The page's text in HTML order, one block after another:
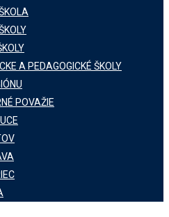
A PEDAGOGICKÉ ŠKOLY
POVAŽIE